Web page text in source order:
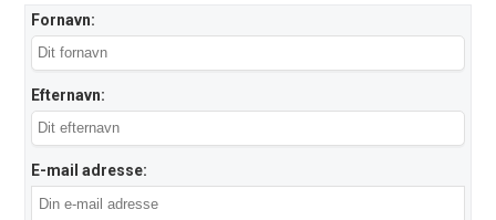
Fornavn:
Efternavn:
E-mail adresse: